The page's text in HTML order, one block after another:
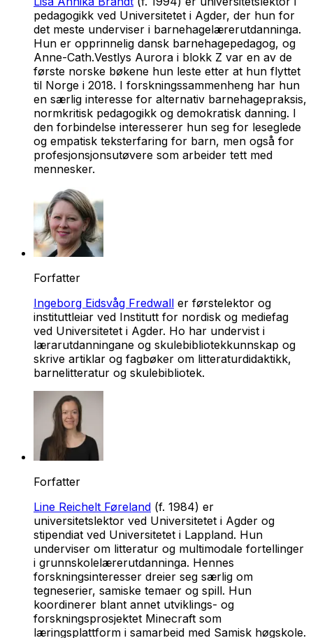
pedagogikk ved Universitetet i Agder, der hun for
det meste underviser i barnehagelærerutdanninga.
Hun er opprinnelig dansk barnehagepedagog, og
Anne-Cath.Vestlys Aurora i blokk Z var en av de
første norske bøkene hun leste etter at hun flyttet
til Norge i 2018. I forskningssammenheng har hun
en særlig interesse for alternativ barnehagepraksis,
normkritisk pedagogikk og demokratisk danning. I
den forbindelse interesserer hun seg for leseglede
og empatisk teksterfaring for barn, men også for
profesjonsjonsutøvere som arbeider tett med
mennesker.
Forfatter
Ingeborg Eidsvåg Fredwall er førstelektor og
instituttleiar ved Institutt for nordisk og mediefag
ved Universitetet i Agder. Ho har undervist i
lærarutdanningane og skulebibliotekkunnskap og
skrive artiklar og fagbøker om litteraturdidaktikk,
barnelitteratur og skulebibliotek.
Forfatter
Line Reichelt Føreland (f. 1984) er
universitetslektor ved Universitetet i Agder og
stipendiat ved Universitetet i Lappland. Hun
underviser om litteratur og multimodale fortellinger
i grunnskolelærerutdanninga. Hennes
forskningsinteresser dreier seg særlig om
tegneserier, samiske temaer og spill. Hun
koordinerer blant annet utviklings- og
forskningsprosjektet Minecraft som
læringsplattform i samarbeid med Samisk høgskole.